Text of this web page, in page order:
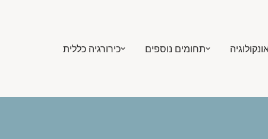
תחומים נוספים כירורגיה כללית